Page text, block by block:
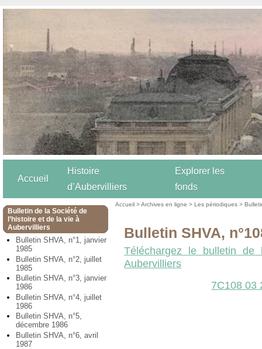
Accueil
Histoire
d’Aubervilliers
Explorer les
fonds
Bulletin de la Société de
l’histoire et de la vie à
Aubervilliers
Bulletin SHVA, n°1, janvier
1985
Bulletin SHVA, n°2, juillet
1985
Bulletin SHVA, n°3, janvier
1986
Bulletin SHVA, n°4, juillet
1986
Bulletin SHVA, n°5,
décembre 1986
Bulletin SHVA, n°6, avril
1987
Accueil >Archives en ligne >Les périodiques >
Bulletin SHVA,
Téléchargez le bulletin
Aubervilliers
7C108 03